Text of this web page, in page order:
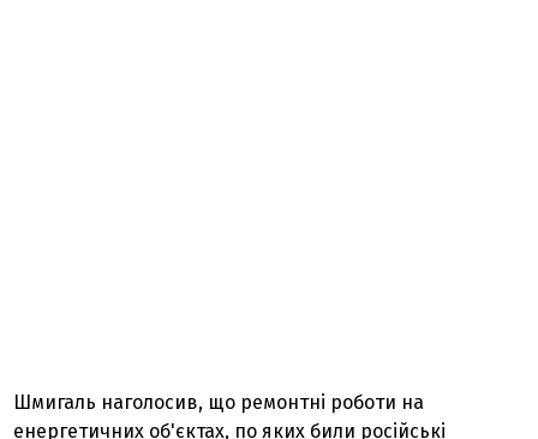
Шмигаль наголосив, що ремонтні роботи на
енергетичних об'єктах, по яких били російські